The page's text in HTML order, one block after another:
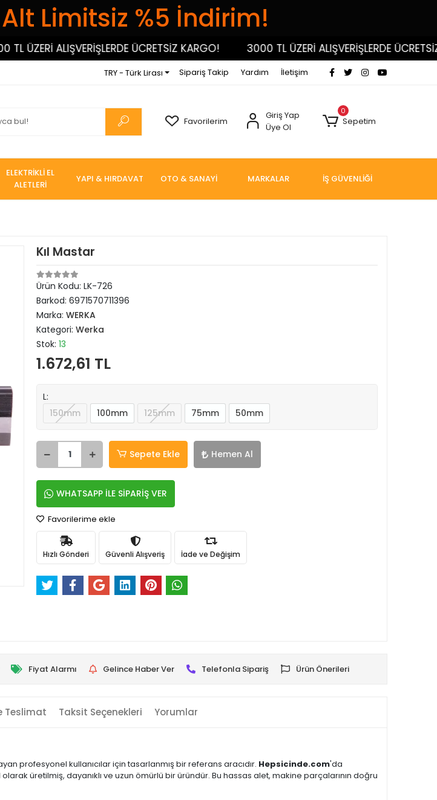
Limitsiz %5 İndirim!
ÜZERİ ALIŞVERİŞLERDE ÜCRETSİZ KARGO! 3000 TL ÜZERİ ALIŞVERİŞLERDE ÜCRETSİZ
TRY - Türk Lirası Sipariş Takip Yardım İletişim
Favorilerim
Giriş Yap
Üye Ol
0
Sepetim
ELEKTRİKLİ EL
ALETLERİ
YAPI & HIRDAVAT OTO & SANAYİ MARKALAR İŞ GÜVENLİĞİ
Kıl Mastar
Ürün Kodu: LK-726
Barkod: 6971570711396
Marka: WERKA
Kategori: Werka
Stok: 13
1.672,61 TL
L:
150mm
100mm 125mm 75mm 50mm
Sepete Ekle Hemen Al
WHATSAPP İLE SİPARİŞ VER
Favorilerime ekle
Hızlı Gönderi Güvenli Alışveriş İade ve Değişim
Fiyat Alarmı Gelince Haber Ver Telefonla Sipariş Ürün Önerileri
Teslimat Taksit Seçenekleri Yorumlar
profesyonel kullanıcılar için tasarlanmış bir referans aracıdır. Hepsicinde.com'da
üretilmiş, dayanıklı ve uzun ömürlü bir üründür. Bu hassas alet, makine parçalarının doğru